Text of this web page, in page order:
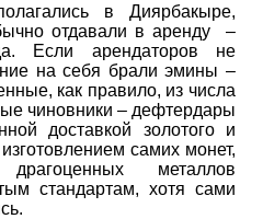
в Диярбакыре,
отдавали в аренду –
Если арендаторов не
на себя брали эмины –
как правило, из числа
чиновники – дефтердары
доставкой золотого и
самих монет,
металлов
стандартам, хотя сами